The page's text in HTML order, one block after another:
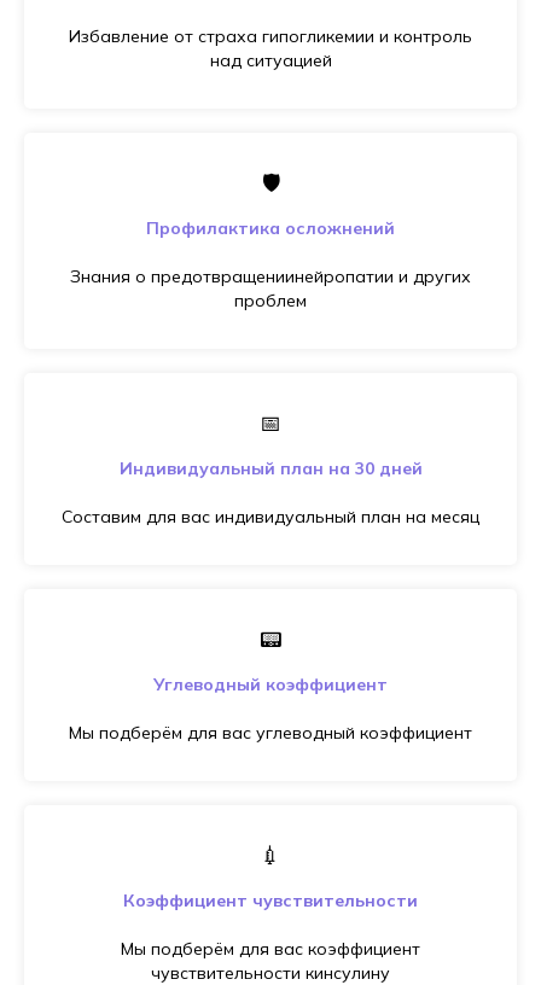
Избавление от страха гипогликемии и контроль
над ситуацией
🛡️
Профилактика осложнений
Знания о предотвращениинейропатии и других
проблем
📅
Индивидуальный план на 30 дней
Составим для вас индивидуальный план на месяц
📟
Углеводный коэффициент
Мы подберём для вас углеводный коэффициент
💉
Коэффициент чувствительности
Мы подберём для вас коэффициент
чувствительности кинсулину